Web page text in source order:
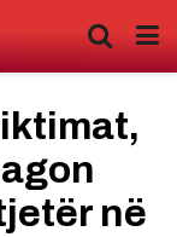
në